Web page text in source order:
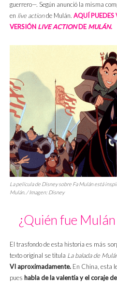
guerrero—. Según anunció la misma
en live actionde Mulán. AQUÍ PUEDES
VERSIÓN LIVE ACTIONDE MULÁN.
La película de Disney sobre Fa Mulán está
Mulán. / Imagen: Disney
¿Quién fue
El trasfondo de esta historia es más
texto original se titula La balada de
VI aproximadamente. En China, esta
pues habla de la valentía y el coraje